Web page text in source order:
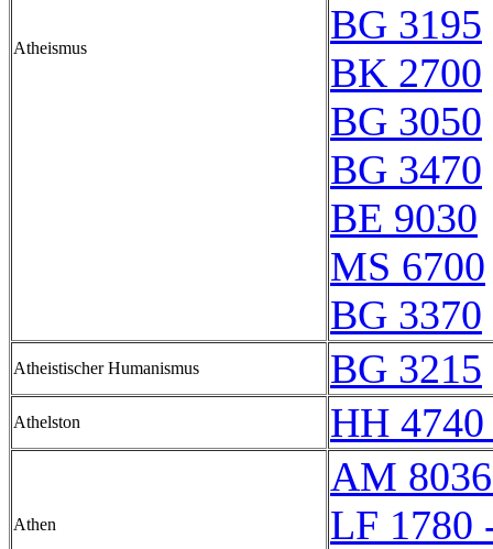
Atheismus
BG 3195
BK 2700
BG 3050
BG 3470
BE 9030
MS 6700
BG 3370
Atheistischer Humanismus BG 3215
Athelston HH
Athen
AM
LF 1780